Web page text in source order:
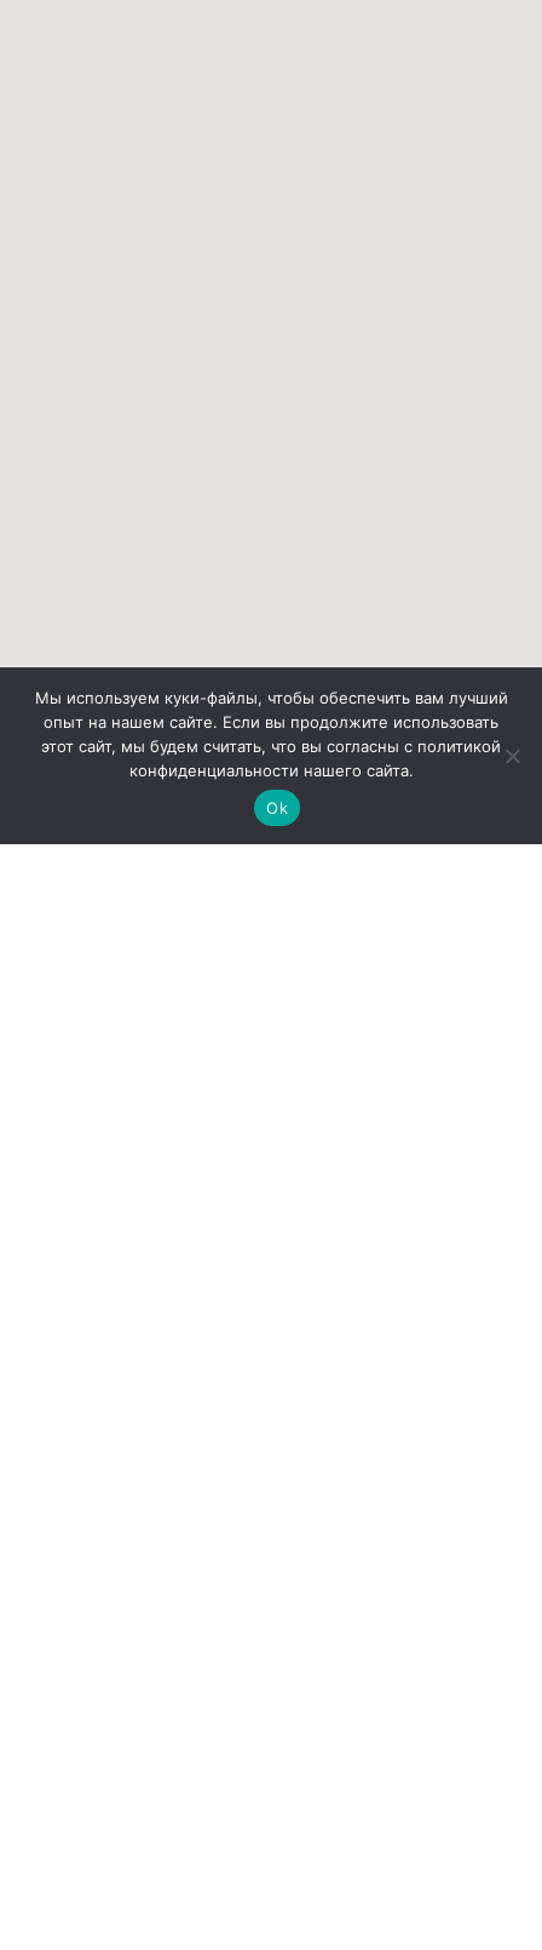
Мы используем куки-файлы, чтобы обеспечить вам лучший
опыт на нашем сайте. Если вы продолжите использовать
этот сайт, мы будем считать, что вы согласны с политикой
конфиденциальности нашего сайта.
Ok